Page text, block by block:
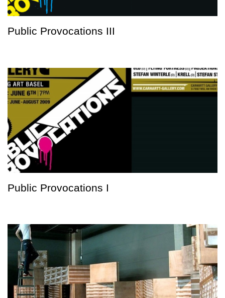
Public Provocations III
Public Provocations I